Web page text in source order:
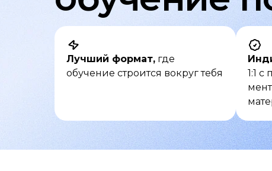
Лучший формат, где
обучение строится вокруг тебя
1:1